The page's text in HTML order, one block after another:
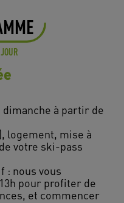
à partir de
logement, mise à
votre ski-pass
: nous vous
pour profiter de
et commencer